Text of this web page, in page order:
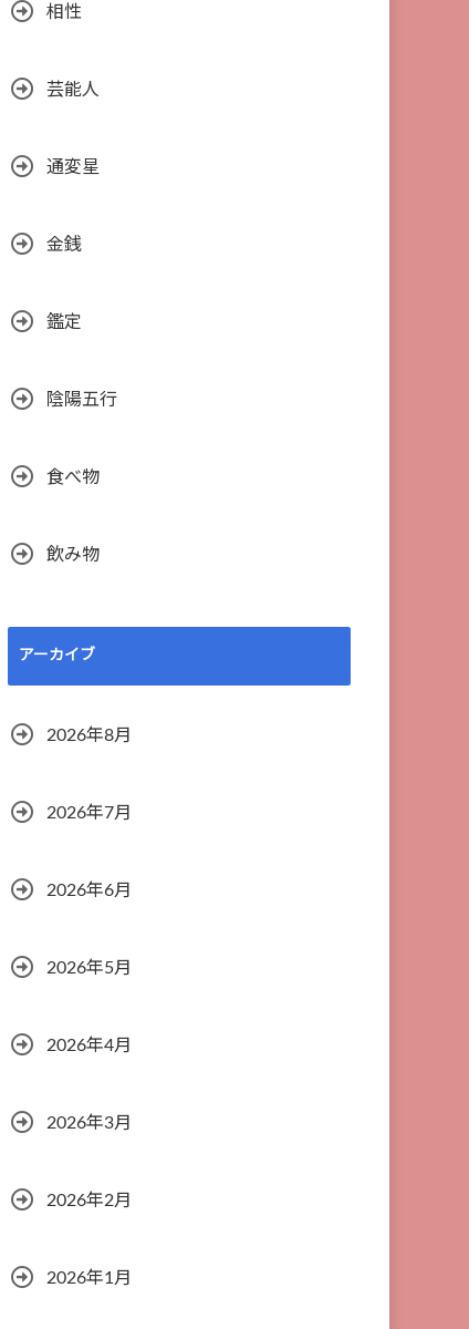
相性
芸能人
通変星
金銭
鑑定
陰陽五行
食べ物
飲み物
アーカイブ
2026年8月
2026年7月
2026年6月
2026年5月
2026年4月
2026年3月
2026年2月
2026年1月